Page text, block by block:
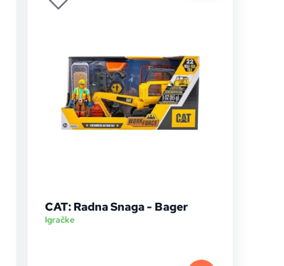
CAT: Radna Snaga - Bager
Igračke